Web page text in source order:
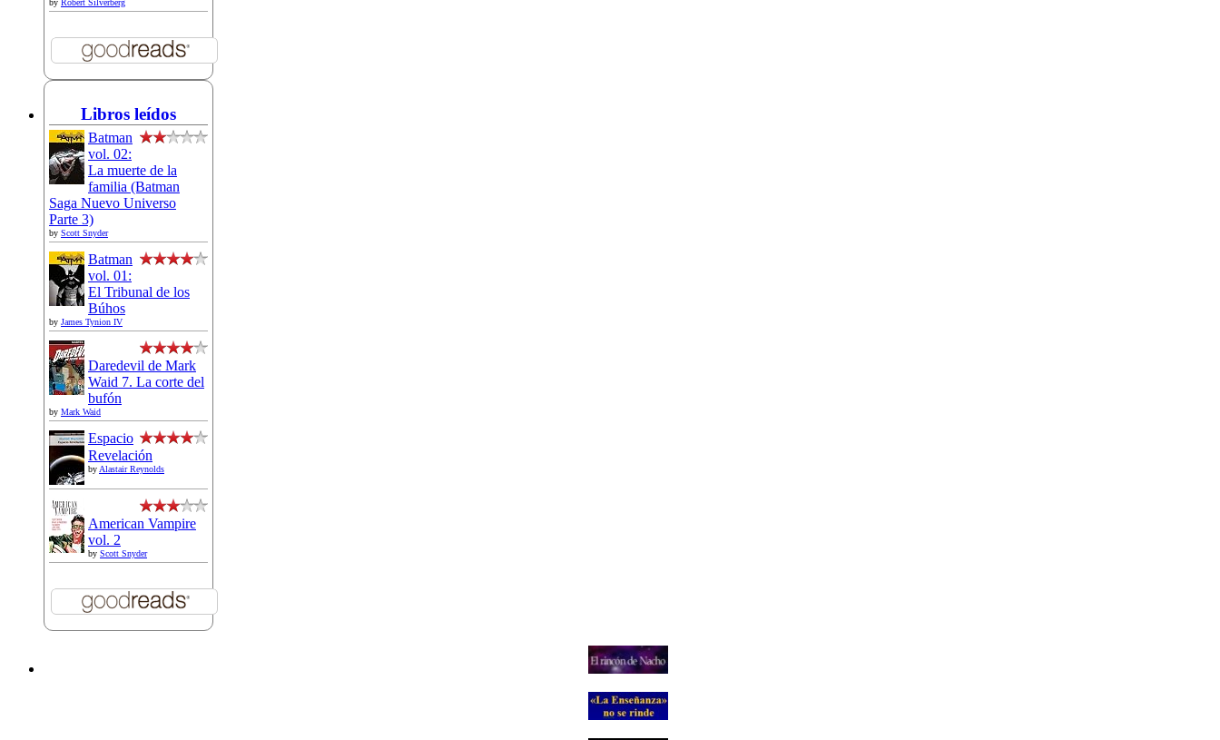
by Robert Silverberg
Libros leídos
Batman
vol. 02:
La muerte de la
familia (Batman
Saga Nuevo Universo
Parte 3)
by Scott Snyder
Batman
vol. 01:
El Tribunal de los
Búhos
by James Tynion IV
Daredevil de Mark
Waid 7. La corte del
bufón
by Mark Waid
Espacio
Revelación
byAlastair Reynolds
American Vampire
vol. 2
by Scott Snyder